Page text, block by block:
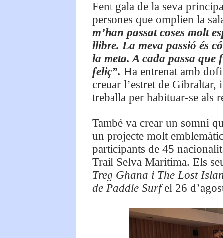
Fent gala de la seva
persones que omplien la
m’han passat coses molt
llibre. La meva passió és
la meta. A cada passa que
feliç”. Ha entrenat amb
creuar l’estret de Gibraltar,
treballa per habituar-se als
També va crear un somni
un projecte molt
participants de 45
Trail Selva Marítima. Els
Treg Ghana i The Lost
de Paddle Surfel 26